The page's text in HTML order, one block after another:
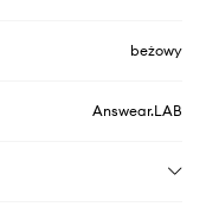
beżowy
Answear.LAB